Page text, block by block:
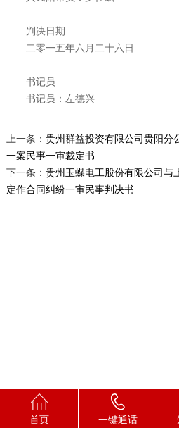
判决日期
二零一五年六月二十六日
书记员
书记员：左德兴
上一条： 贵州群益投资有限公司贵阳分
一案民事一审裁定书
下一条： 贵州玉蝶电工股份有限公司与
定作合同纠纷一审民事判决书
首页 一键通话